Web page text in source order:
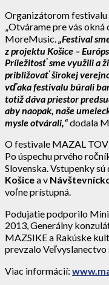
Organizátorom
„Otvárame pre vás
MoreMusic.
„Festival
z projektu Košice –
Príležitosť sme využili a
približovať širokej
vďaka festivalu búrali
totiž dáva priestor
aby naopak, naše
mysle otvárali,“dodala
O festivale MAZAL
Po úspechu prvého
Slovenska. Vstupenky
Košicea v
voľne prístupná.
Podujatie podporilo
2013, Generálny
MAZSIKE a Rakúske
prevzalo Veľvyslanectvo
Viac informácií: